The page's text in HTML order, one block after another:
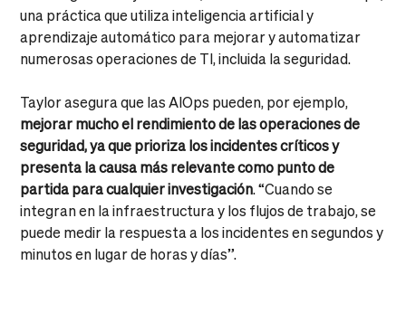
una práctica que utiliza inteligencia artificial y
aprendizaje automático para mejorar y automatizar
numerosas operaciones de TI, incluida la seguridad.
Taylor asegura que las AIOps pueden, por ejemplo,
mejorar mucho el rendimiento de las operaciones de
seguridad, ya que prioriza los incidentes críticos y
presenta la causa más relevante como punto de
partida para cualquier investigación. “Cuando se
integran en la infraestructura y los flujos de trabajo, se
puede medir la respuesta a los incidentes en segundos y
minutos en lugar de horas y días”.